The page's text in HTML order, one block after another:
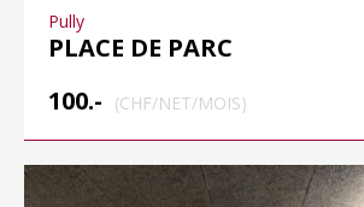
Pully
PLACE DE PARC
100.-
(CHF/NET/MOIS)